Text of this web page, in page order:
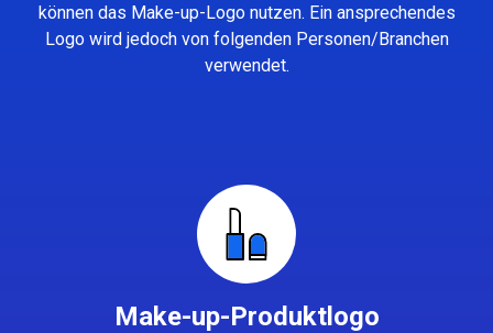
können das Make-up-Logo nutzen. Ein ansprechendes
Logo wird jedoch von folgenden Personen/Branchen
verwendet.
Make-up-Produktlogo